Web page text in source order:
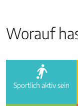
Worauf
a
Sportlich aktiv sein